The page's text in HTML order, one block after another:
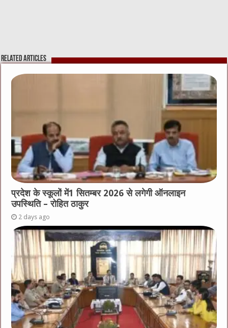
Related Articles
प्रदेश के स्कूलों में1 सितम्बर 2026 से लगेगी ऑनलाइन
उपस्थिति – रोहित ठाकुर
2 days ago